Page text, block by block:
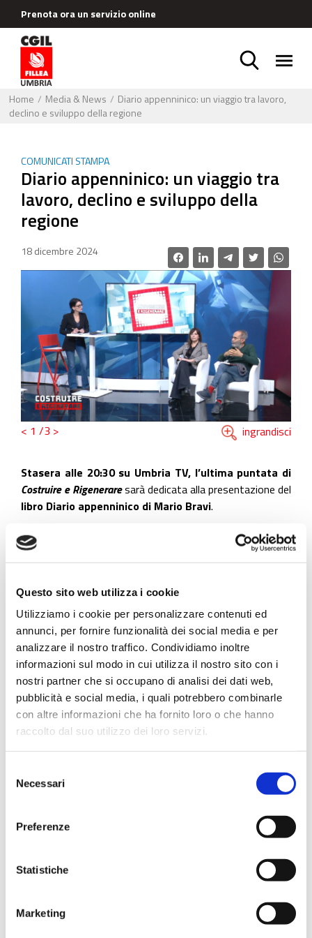
Questo sito web utilizza i cookie
Utilizziamo i cookie per personalizzare contenuti ed
annunci, per fornire funzionalità dei social media e per
analizzare il nostro traffico. Condividiamo inoltre
informazioni sul modo in cui utilizza il nostro sito con i
nostri partner che si occupano di analisi dei dati web,
pubblicità e social media, i quali potrebbero combinarle
con altre informazioni che ha fornito loro o che hanno
raccolto dal suo utilizzo dei loro servizi.
delNecessari
Preferenze
Statistiche
Marketing
Prenota ora un servizio online
Home Media & News
Diario appenninico: un viaggio tra lavoro,
declino e sviluppo della regione
COMUNICATI STAMPA
Diario appenninico: un viaggio tra
lavoro, declino e sviluppo della
regione
18 dicembre 2024
< 1 /3 > ingrandisci
Stasera alle 20:30 su Umbria TV, l’ultima puntata di
Costruire e Rigeneraresarà dedicata alla presentazione del
libro Diario appenninico di Mario Bravi.
In studio, moderati dalla
giornalista Lisa Malfatto, oltre
all'autore,
Elisabetta Masciarri, segretaria generale
del volume .
Diario appenninico non è soltanto un’analisi, ma un
racconto intenso e partecipato delle trasformazioni
economiche e sociali che hanno attraversato negli
ultimi anni la fascia appenninica. Mario Bravi ci
restituisce uno sguardo autentico su un territorio
segnato da declino demografico ed economico, ma
capace di custodire una tenacia profonda, quella di
un’Umbria che non si arrende e continua a guardare
avanti.
Al centro della riflessione troviamo il lavoro: le sue
difficoltà, le sue trasformazioni, ma anche l’urgenza
. Attraverso
la sua esperienza sindacale, Bravi ci riporta al
Piano del
oggi, di fronte a un contesto sempre più frammentato e
incerto, torna a rappresentare uno strumento
fondamentale per immaginare un presente e un futuro
diversi.